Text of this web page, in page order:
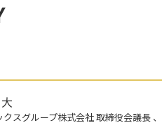
クスグループ株式会社 取締役会議長